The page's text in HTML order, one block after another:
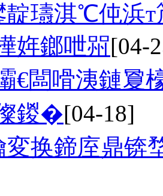
靛瓙淇℃伅浜т
姩鎯呭喌[04-
€闆嗗洟鏈夐
鍐�[04-18]
変换鍗庢鼎锛